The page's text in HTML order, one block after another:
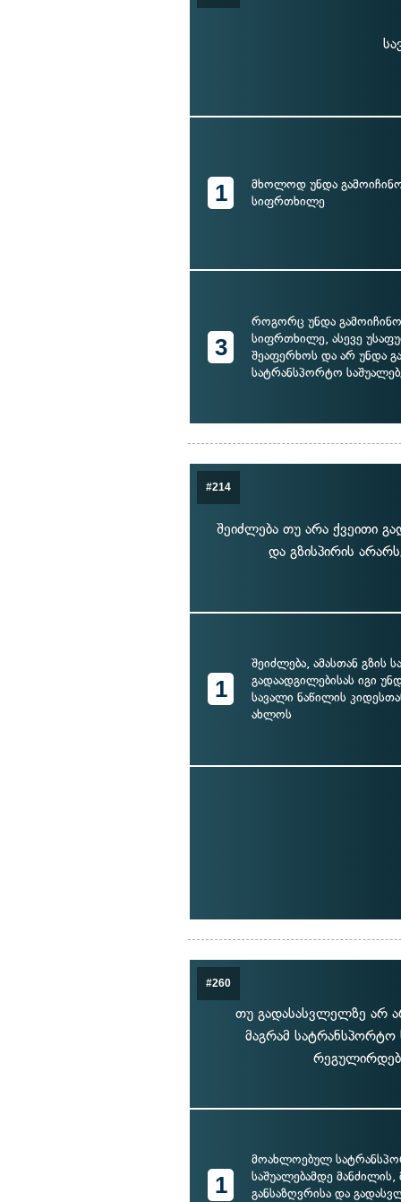
1
მხოლოდ უნდა
სიფრთხილე
3
როგორც უნდა
სიფრთხილე, ასევე
შეაფერხოს და არ უნდა
სატრანსპორტო
#214
შეიძლება თუ არა ქვეითი
და გზისპირის
1
შეიძლება, ამასთან გზის
გადაადგილებისას იგი
სავალი ნაწილის
ახლოს
#260
თუ გადასასვლელზე არ
მაგრამ სატრანსპორტო
1
მოახლოებულ
საშუალებამდე მანძილის,
განსაზღვრისა და